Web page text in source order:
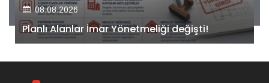
Kiler GYO’dan Pendik Dolayoba projesiyle ilgili
önemli adım!